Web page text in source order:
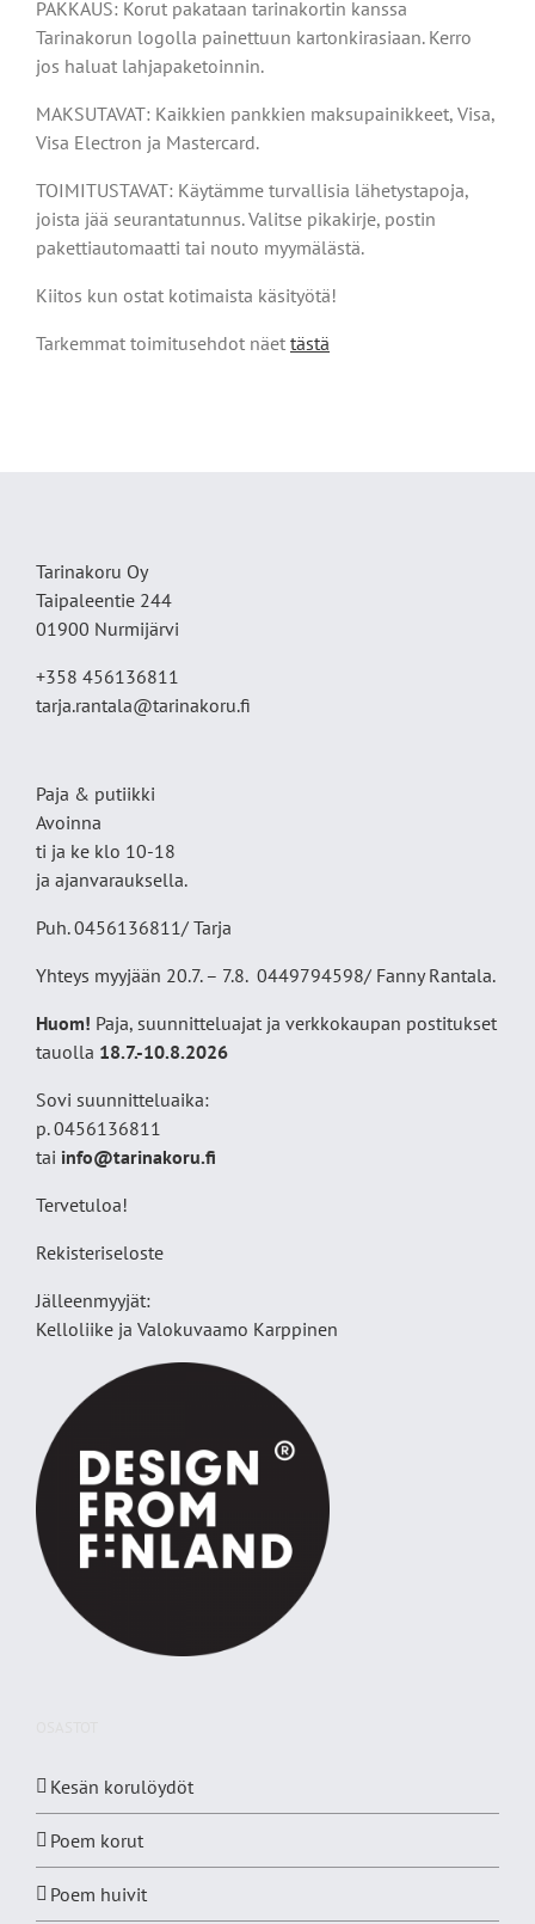
PAKKAUS: Korut pakataan tarinakortin kanssa
Tarinakorun logolla painettuun kartonkirasiaan. Kerro
jos haluat lahjapaketoinnin.
MAKSUTAVAT: Kaikkien pankkien maksupainikkeet, Visa,
Visa Electron ja Mastercard.
TOIMITUSTAVAT: Käytämme turvallisia lähetystapoja,
joista jää seurantatunnus. Valitse pikakirje, postin
pakettiautomaatti tai nouto myymälästä.
Kiitos kun ostat kotimaista käsityötä!
Tarkemmat toimitusehdot näet tästä
Tarinakoru Oy
Taipaleentie 244
01900 Nurmijärvi
+358 456136811
tarja.rantala@tarinakoru.fi
Paja & putiikki
Avoinna
ti ja ke klo 10-18
ja ajanvarauksella.
Puh. 0456136811/ Tarja
Yhteys myyjään 20.7. – 7.8. 0449794598/ Fanny Rantala.
Huom! Paja, suunnitteluajat ja verkkokaupan postitukset
tauolla 18.7.-10.8.2026
Sovi suunnitteluaika:
p. 0456136811
tai info@tarinakoru.fi
Tervetuloa!
Rekisteriseloste
Jälleenmyyjät:
Kelloliike ja Valokuvaamo Karppinen
Kesän korulöydöt
Poem korut
Poem huivit